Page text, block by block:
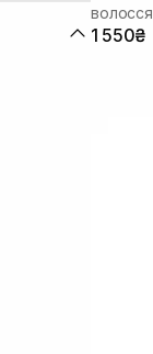
волосся
1 550₴